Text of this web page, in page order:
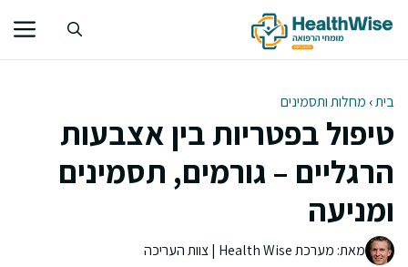
לתוכן
בית› מחלות ותסמינים
טיפול בפטריות בין אצבעות
הרגליים – גורמים, תסמינים
ומניעה
מאת: מערכת Health Wise | צוות העריכה